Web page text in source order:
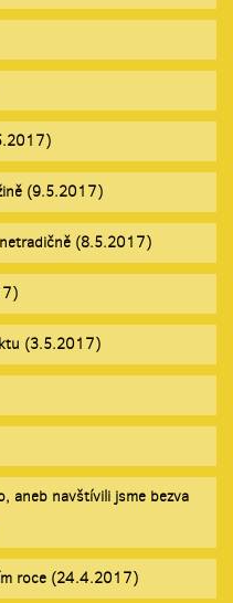
(9.5.2017)
(8.5.2017)
(3.5.2017)
aneb navštívili jsme bezva
roce (24.4.2017)